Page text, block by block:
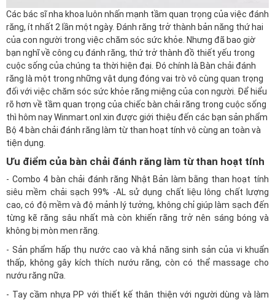
Các bác sĩ nha khoa luôn nhấn mạnh tầm quan trọng của việc đánh
răng, ít nhất 2 lần một ngày. Đánh răng trở thành bản năng thứ hai
của con người trong việc chăm sóc sức khỏe. Nhưng đã bao giờ
bạn nghĩ về công cụ đánh răng, thứ trở thành đồ thiết yếu trong
cuộc sống của chúng ta thời hiện đại. Đó chính là Bàn chải đánh
răng là một trong những vật dụng đóng vai trò vô cùng quan trọng
đối với việc chăm sóc sức khỏe răng miệng của con người. Để hiểu
rõ hơn về tầm quan trọng của chiếc bàn chải răng trong cuộc sống
thì hôm nayWinmart.onl xin được giới thiệu đến các bạn sản phẩm
Bộ 4 bàn chải đánh răng làm từ than hoạt tính vô cùng an toàn và
tiện dụng.
Ưu điểm của bàn chải đánh răng làm từ than hoạt tính
- Combo 4 bàn chải đánh răng Nhật Bản làm bằng than hoạt tính
siêu mềm chải sạch 99% -AL sử dụng chất liệu lông chất lượng
cao, có độ mềm và độ mảnh lý tưởng, không chỉ giúp làm sạch đến
từng kẽ răng sâu nhất mà còn khiến răng trở nên sáng bóng và
không bị mòn men răng.
- Sản phẩm hấp thụ nước cao và khả năng sinh sản của vi khuẩn
thấp, không gây kích thích nướu răng, còn có thể massage cho
nướu răng nữa.
- Tay cầm nhựa PP với thiết kế thân thiện với người dùng và làm